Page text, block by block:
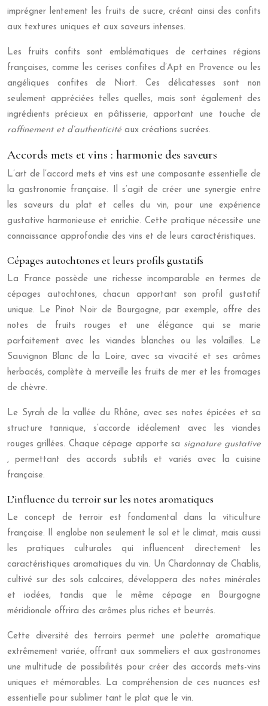
imprégner lentement les fruits de sucre, créant ainsi des confits
aux textures uniques et aux saveurs intenses.
Les fruits confits sont emblématiques de certaines régions
françaises, comme les cerises confites d’Apt en Provence ou les
angéliques confites de Niort. Ces délicatesses sont non
seulement appréciées telles quelles, mais sont également des
ingrédients précieux en pâtisserie, apportant une touche de
raffinement et d’authenticité aux créations sucrées.
Accords mets et vins : harmonie des saveurs
L’art de l’accord mets et vins est une composante essentielle de
la gastronomie française. Il s’agit de créer une synergie entre
les saveurs du plat et celles du vin, pour une expérience
gustative harmonieuse et enrichie. Cette pratique nécessite une
connaissance approfondie des vins et de leurs caractéristiques.
Cépages autochtones et leurs profils gustatifs
La France possède une richesse incomparable en termes de
cépages autochtones, chacun apportant son profil gustatif
unique. Le Pinot Noir de Bourgogne, par exemple, offre des
notes de fruits rouges et une élégance qui se marie
parfaitement avec les viandes blanches ou les volailles. Le
Sauvignon Blanc de la Loire, avec sa vivacité et ses arômes
herbacés, complète à merveille les fruits de mer et les fromages
de chèvre.
Le Syrah de la vallée du Rhône, avec ses notes épicées et sa
structure tannique, s’accorde idéalement avec les viandes
rouges grillées. Chaque cépage apporte sa signature gustative
, permettant des accords subtils et variés avec la cuisine
française.
L’influence du terroir sur les notes aromatiques
Le concept de terroir est fondamental dans la viticulture
française. Il englobe non seulement le sol et le climat, mais aussi
les pratiques culturales qui influencent directement les
caractéristiques aromatiques du vin. Un Chardonnay de Chablis,
cultivé sur des sols calcaires, développera des notes minérales
et iodées, tandis que le même cépage en Bourgogne
méridionale offrira des arômes plus riches et beurrés.
Cette diversité des terroirs permet une palette aromatique
extrêmement variée, offrant aux sommeliers et aux gastronomes
une multitude de possibilités pour créer des accords mets-vins
uniques et mémorables. La compréhension de ces nuances est
essentielle pour sublimer tant le plat que le vin.